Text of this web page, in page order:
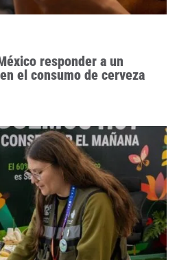
responder a un
el consumo de cerveza